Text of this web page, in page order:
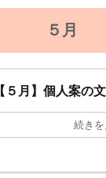
５月
【５月】個人案の
続き